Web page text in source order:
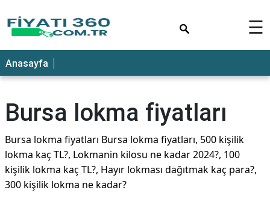
☰
Anasayfa
Bursa lokma fiyatları
Bursa lokma fiyatları Bursa lokma fiyatları, 500 kişilik
lokma kaç TL?, Lokmanin kilosu ne kadar 2024?, 100
kişilik lokma kaç TL?, Hayır lokması dağıtmak kaç para?,
300 kişilik lokma ne kadar?